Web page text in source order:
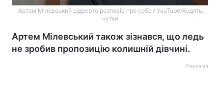
Артем Мілевський відверто розповів про себе / YouTube/Ходять
чутки
Артем Мілевський також зізнався, що ледь
не зробив пропозицію колишній дівчині.
Реклама